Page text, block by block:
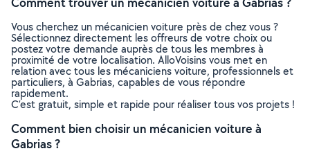
Vous cherchez un mécanicien voiture près de chez vous ?
Sélectionnez directement les offreurs de votre choix ou
postez votre demande auprès de tous les membres à
proximité de votre localisation. AlloVoisins vous met en
relation avec tous les mécaniciens voiture, professionnels et
particuliers, à Gabrias, capables de vous répondre
rapidement.
C’est gratuit, simple et rapide pour réaliser tous vos projets !
Comment bien choisir un mécanicien voiture à
Gabrias ?